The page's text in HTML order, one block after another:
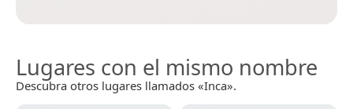
Lugares con el mismo nombre
Descubra otros lugares llamados «Inca».